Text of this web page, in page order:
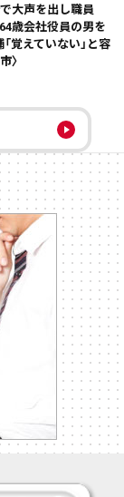
大声を出し職員
歳会社役員の男を
覚えていない」と容
〉